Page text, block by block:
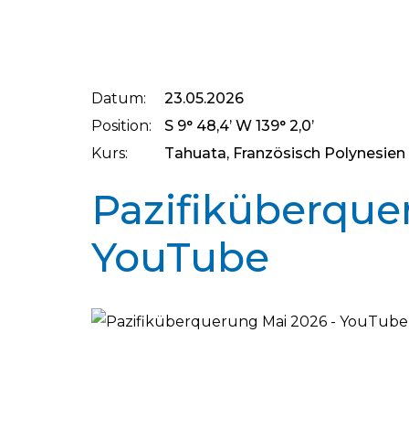
Datum:
23.05.2026
Position:
S 9° 48,4’ W 139° 2,0’
Kurs:
Tahuata, Französisch Polynesien
YouTube